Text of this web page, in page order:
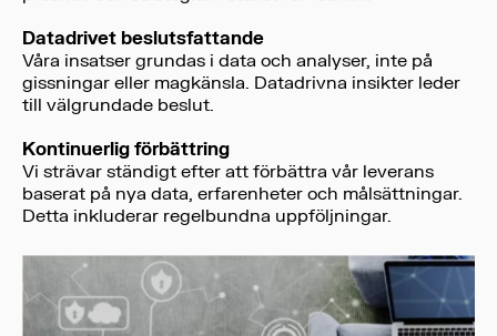
Datadrivet beslutsfattande
Våra insatser grundas i data och analyser, inte på
gissningar eller magkänsla. Datadrivna insikter leder
till välgrundade beslut.
Kontinuerlig förbättring
Vi strävar ständigt efter att förbättra vår leverans
baserat på nya data, erfarenheter och målsättningar.
Detta inkluderar regelbundna uppföljningar.